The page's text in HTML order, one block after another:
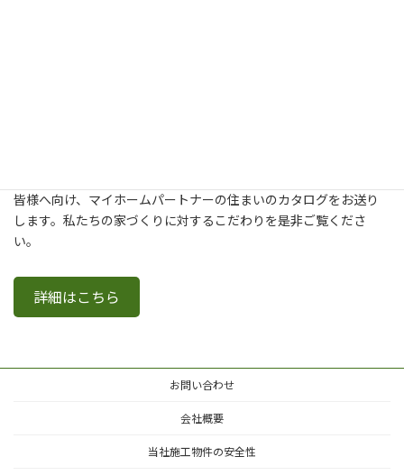
皆様へ向け、マイホームパートナーの住まいのカタログをお送り
します。私たちの家づくりに対するこだわりを是非ご覧くださ
い。
詳細はこちら
お問い合わせ
会社概要
当社施工物件の安全性